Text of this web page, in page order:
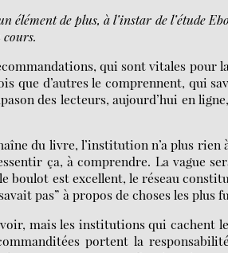
élément de plus, à l’instar de l’étude
cours.
qui sont vitales pour
que d’autres le comprennent, qui
des lecteurs, aujourd’hui en
du livre, l’institution n’a plus
ça, à comprendre. La vague
boulot est excellent, le réseau
pas” à propos de choses les plus
mais les institutions qui cachent
portent la